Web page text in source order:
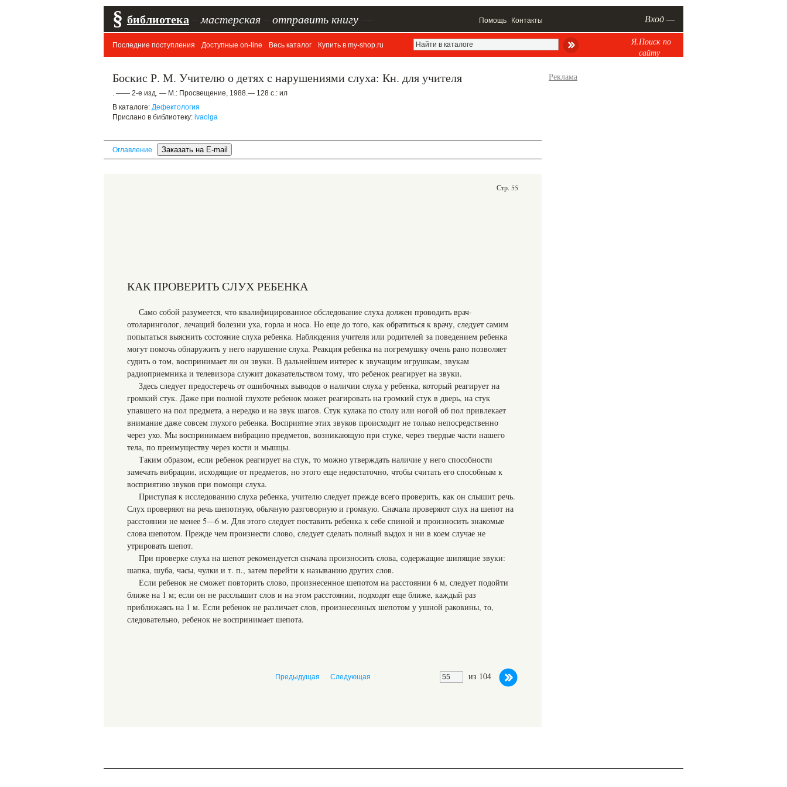
§ библиотека мастерская отправить книгу Помощь Контакты Вход —
Последние поступления Доступные on-line Весь каталог Купить в my-shop.ru
Я.Поиск по
сайту
Боскис Р. М. Учителю о детях с нарушениями слуха: Кн. для учителя
. —— 2-е изд. — М.: Просвещение, 1988.— 128 с.: ил
В каталоге: Дефектология
Прислано в библиотеку: ivaolga
Оглавление
Стр. 55
КАК ПРОВЕРИТЬ СЛУХ РЕБЕНКА
Само собой разумеется, что квалифицированное обследование слуха должен проводить врач-
отоларинголог, лечащий болезни уха, горла и носа. Но еще до того, как обратиться к врачу, следует самим
попытаться выяснить состояние слуха ребенка. Наблюдения учителя или родителей за поведением ребенка
могут помочь обнаружить у него нарушение слуха. Реакция ребенка на погремушку очень рано позволяет
судить о том, воспринимает ли он звуки. В дальнейшем интерес к звучащим игрушкам, звукам
радиоприемника и телевизора служит доказательством тому, что ребенок реагирует на звуки.
Здесь следует предостеречь от ошибочных выводов о наличии слуха у ребенка, который реагирует на
громкий стук. Даже при полной глухоте ребенок может реагировать на громкий стук в дверь, на стук
упавшего на пол предмета, а нередко и на звук шагов. Стук кулака по столу или ногой об пол привлекает
внимание даже совсем глухого ребенка. Восприятие этих звуков происходит не только непосредственно
через ухо. Мы воспринимаем вибрацию предметов, возникающую при стуке, через твердые части нашего
тела, по преимуществу через кости и мышцы.
Таким образом, если ребенок реагирует на стук, то можно утверждать наличие у него способности
замечать вибрации, исходящие от предметов, но этого еще недостаточно, чтобы считать его способным к
восприятию звуков при помощи слуха.
Приступая к исследованию слуха ребенка, учителю следует прежде всего проверить, как он слышит речь.
Слух проверяют на речь шепотную, обычную разговорную и громкую. Сначала проверяют слух на шепот на
расстоянии не менее 5—6 м. Для этого следует поставить ребенка к себе спиной и произносить знакомые
слова шепотом. Прежде чем произнести слово, следует сделать полный выдох и ни в коем случае не
утрировать шепот.
При проверке слуха на шепот рекомендуется сначала произносить слова, содержащие шипящие звуки:
шапка, шуба, часы, чулки и т. п., затем перейти к называнию других слов.
Если ребенок не сможет повторить слово, произнесенное шепотом на расстоянии 6 м, следует подойти
ближе на 1 м; если он не расслышит слов и на этом расстоянии, подходят еще ближе, каждый раз
приближаясь на 1 м. Если ребенок не различает слов, произнесенных шепотом у ушной раковины, то,
следовательно, ребенок не воспринимает шепота.
из 104
Предыдущая Следующая
Реклама